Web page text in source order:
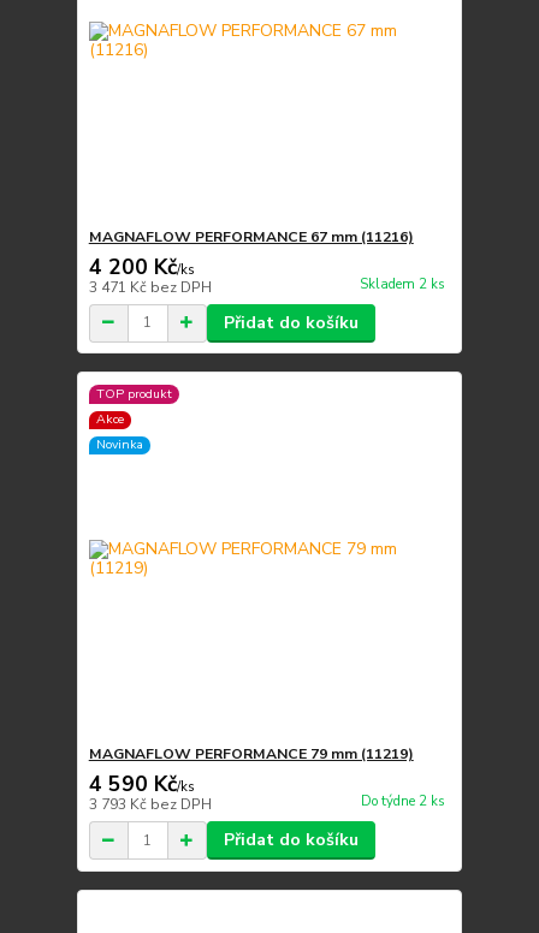
MAGNAFLOW PERFORMANCE 67 mm (11216)
4 200 Kč/ks
3 471 Kč bez DPH Skladem 2 ks
Přidat do košíku
TOP produkt
Akce
Novinka
MAGNAFLOW PERFORMANCE 79 mm (11219)
4 590 Kč/ks
3 793 Kč bez DPH Do týdne 2 ks
Přidat do košíku